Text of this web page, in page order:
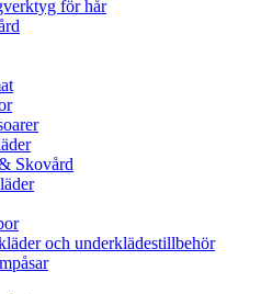
för hår
Skovård
och underklädestillbehör